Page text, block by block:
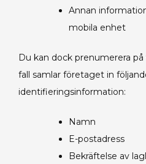
Annan
mobila enhet
Du kan dock prenumerera
fall samlar företaget in
identifieringsinformation:
Namn
E-postadress
Bekräftelse av